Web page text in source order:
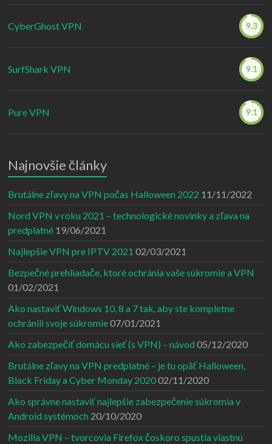
CyberGhost VPN 9.3
SurfShark VPN 9.1
Pure VPN 9.1
Najnovšie články
Brutálne zľavy na VPN počas Halloween 2022 11/11/2022
Nord VPN v roku 2021 – technologické novinky a zľava na
predplatné 19/06/2021
Najlepšie VPN pre IPTV 2021 02/03/2021
Bezpečné prehliadače, ktoré ochránia vaše súkromie a VPN
01/02/2021
Ako nastaviť Windows 10, 8 a 7 tak, aby ste kompletne
ochránili svoje súkromie07/01/2021
Ako zabezpečiť domácu sieť (s VPN) – návod 05/12/2020
Brutálne zľavy na VPN predplatné – je tu opäť Halloween,
Black Friday a Cyber Monday 202002/11/2020
Ako správne nastaviť najlepšie zabezpečenie súkromia v
Android systémoch 20/10/2020
Mozilla VPN – tvorcovia Firefox čoskoro spustia vlastnú